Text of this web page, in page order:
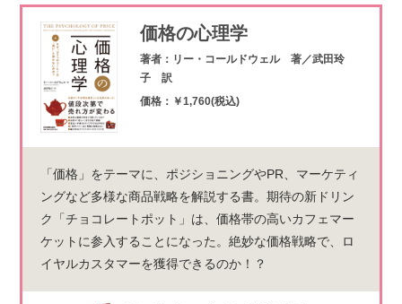
価格の心理学
著者：リー・コールドウェル 著／武田玲
子 訳
価格：￥1,760(税込)
「価格」をテーマに、ポジショニングやPR、マーケティ
ングなど多様な商品戦略を解説する書。期待の新ドリン
ク「チョコレートポット」は、価格帯の高いカフェマー
ケットに参入することになった。絶妙な価格戦略で、ロ
イヤルカスタマーを獲得できるのか！？